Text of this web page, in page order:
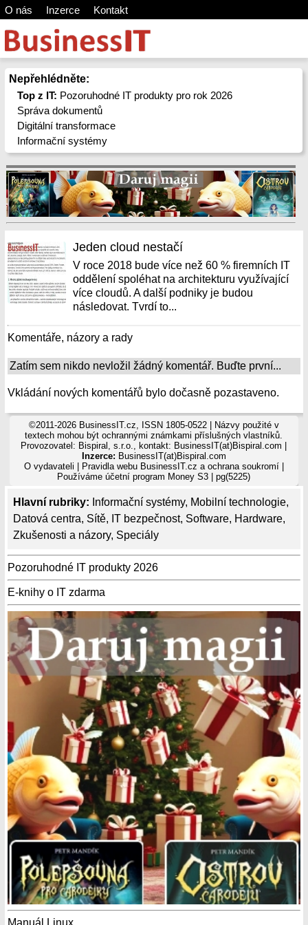
O nás Inzerce Kontakt
Nepřehlédněte:
Top z IT: Pozoruhodné IT produkty pro rok 2026
Správa dokumentů
Digitální transformace
Informační systémy
Hlavní rubriky: Informační systémy, Mobilní technologie,
Datová centra, Sítě, IT bezpečnost, Software, Hardware,
Zkušenosti a názory, Speciály
Pozoruhodné IT produkty 2026
E-knihy o IT zdarma
Manuál Linux
Jeden cloud nestačí
V roce 2018 bude více než 60 % firemních IT
oddělení spoléhat na architekturu využívající
více cloudů. A další podniky je budou
následovat. Tvrdí to...
Komentáře, názory a rady
Zatím sem nikdo nevložil žádný komentář. Buďte první...
Vkládání nových komentářů bylo dočasně pozastaveno.
©2011-2026 BusinessIT.cz, ISSN 1805-0522 | Názvy použité v
textech mohou být ochrannými známkami příslušných vlastníků.
Provozovatel: Bispiral, s.r.o., kontakt: BusinessIT(at)Bispiral.com |
Inzerce: BusinessIT(at)Bispiral.com
O vydavateli
Pravidla webu BusinessIT.cz a ochrana soukromí|
Používámeúčetní program Money S3 | pg(5225)